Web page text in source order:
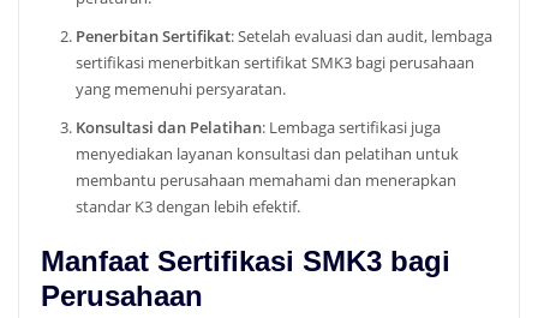
Penerbitan Sertifikat: Setelah evaluasi dan audit, lembaga
sertifikasi menerbitkan sertifikat SMK3 bagi perusahaan
yang memenuhi persyaratan.
Konsultasi dan Pelatihan: Lembaga sertifikasi juga
menyediakan layanan konsultasi dan pelatihan untuk
membantu perusahaan memahami dan menerapkan
standar K3 dengan lebih efektif.
Manfaat Sertifikasi SMK3 bagi
Perusahaan